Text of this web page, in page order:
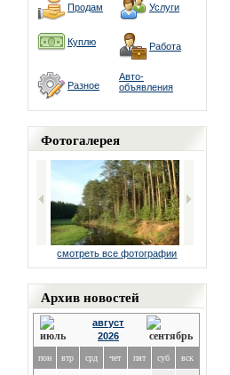
Продам Услуги
Куплю Работа
Разное
Авто-
объявления
Фотогалерея
смотреть все фотографии
Архив новостей
август
2026
пон втр срд чет пят суб вск